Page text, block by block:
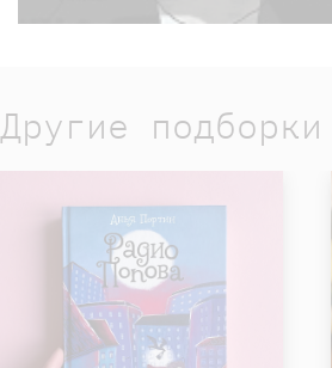
Другие подборки